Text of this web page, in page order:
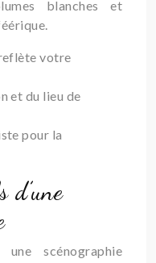
blanches et
votre
et du lieu de
pour la
d’une
scénographie